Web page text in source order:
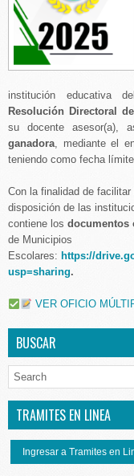
institución educativa
Resolución Directoral
su docente asesor(a),
ganadora, mediante el
teniendo como fecha límite
Con la finalidad de
disposición de las
contiene los documentos
de Municipios
Escolares: https://
usp=sharing.
VER OFICIO
BUSCAR
TRAMITES EN LINEA
Ingresar a Tramites en